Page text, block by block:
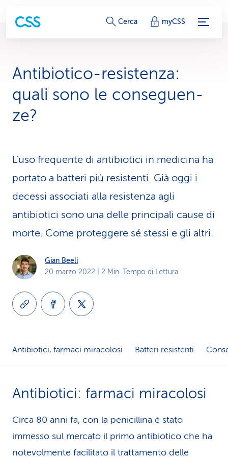
c
e
m
e
n
z
i
o
Cerca myCSS
Antibiotico-resistenza:
quali sono le conse­guen­
ze?
L’uso frequente di antibiotici in medi­ci­na ha
portato a batteri più resistenti. Già oggi i
decessi associati alla resistenza agli
antibiotici sono una delle principali cause di
morte. Come proteggere sé stessi e gli altri.
Gian Beeli
20 marzo 2022 | 2 Min. Tempo di Lettura
Antibiotici, farmaci miracolosi Batteri resistenti
Antibiotici: farmaci miracolosi
Circa 80 anni fa, con la penicillina è stato
immesso sul mercato il primo antibiotico che ha
notevolmente facilitato il trat­ta­men­to delle